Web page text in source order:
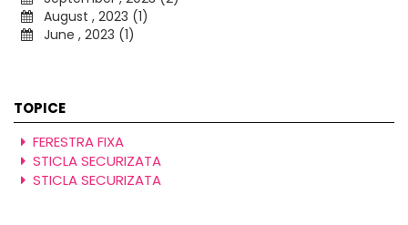
August , 2023 (1)
June , 2023 (1)
TOPICE
FERESTRA FIXA
STICLA SECURIZATA
STICLA SECURIZATA